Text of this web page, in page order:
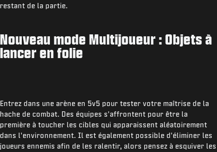
restant de la partie.
Nouveau mode Multijoueur : Objets à
lancer en folie
Entrez dans une arène en 5v5 pour tester votre maîtrise de la
hache de combat. Des équipes s'affrontent pour être la
première à toucher les cibles qui apparaissent aléatoirement
dans l'environnement. Il est également possible d'éliminer les
joueurs ennemis afin de les ralentir, alors pensez à esquiver les